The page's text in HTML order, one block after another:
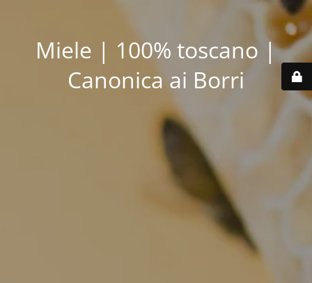
Miele | 100% toscano |
Canonica ai Borri